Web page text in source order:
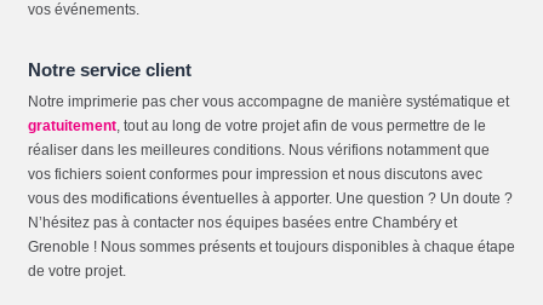
vos événements.
Notre service client
Notre imprimerie pas cher vous accompagne de manière systématique et
gratuitement, tout au long de votre projet afin de vous permettre de le
réaliser dans les meilleures conditions. Nous vérifions notamment que
vos fichiers soient conformes pour impression et nous discutons avec
vous des modifications éventuelles à apporter. Une question ? Un doute ?
N’hésitez pas à contacter nos équipes basées entre Chambéry et
Grenoble ! Nous sommes présents et toujours disponibles à chaque étape
de votre projet.